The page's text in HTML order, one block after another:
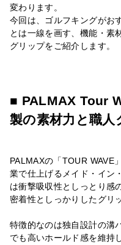
変わります。
今回は、ゴルフキングがお
とは一線を画す、機能・素
グリップをご紹介します。
■ PALMAX Tour
製の素材力と職人
PALMAXの「TOUR WAVE
業で仕上げるメイド・イン
は衝撃吸収性としっとり感
密着性としっかりしたグリ
特徴的なのは独自設計の溝
でも高いホールド感を維持